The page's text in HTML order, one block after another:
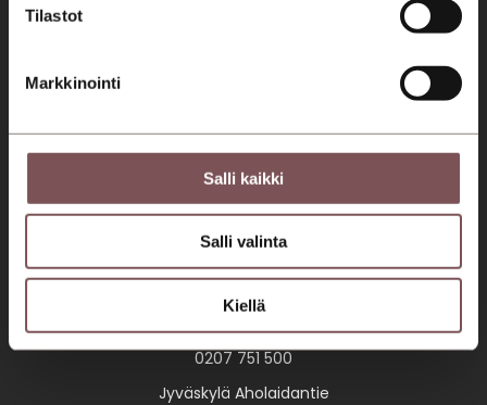
Tilastot
Markkinointi
Salli kaikki
Salli valinta
Kiellä
Konserni
Ura meillä
Laskutustiedot
Asiakaspalvelut
Jyväskylä Palanderinkatu
0207 751 500
Jyväskylä Aholaidantie